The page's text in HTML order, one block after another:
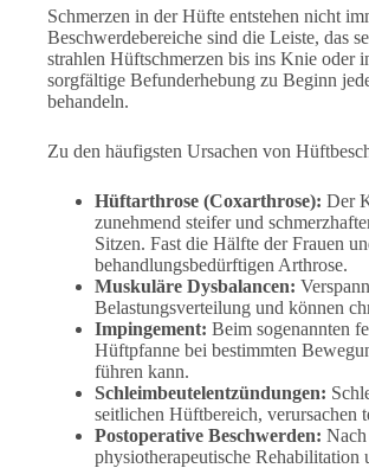
Schmerzen in der Hüfte entstehen nicht
Beschwerdebereiche sind die Leiste, das
strahlen Hüftschmerzen bis ins Knie oder
sorgfältige Befunderhebung zu Beginn
behandeln.
Zu den häufigsten Ursachen von
Hüftarthrose (Coxarthrose): Der
zunehmend steifer und
Sitzen. Fast die Hälfte der Frauen
behandlungsbedürftigen Arthrose.
Muskuläre Dysbalancen:
Belastungsverteilung und können
Impingement: Beim sogenannten
Hüftpfanne bei bestimmten
führen kann.
Schleimbeutelentzündungen:
seitlichen Hüftbereich, verursachen
Postoperative Beschwerden:
physiotherapeutische